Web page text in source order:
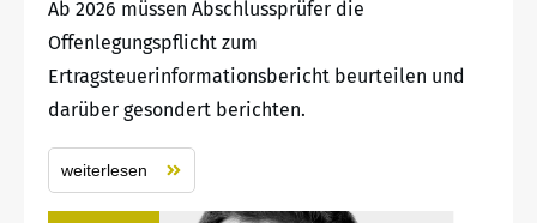
Ab 2026 müssen Abschlussprüfer die
Offenlegungspflicht zum
Ertragsteuerinformationsbericht beurteilen und
darüber gesondert berichten.
weiterlesen